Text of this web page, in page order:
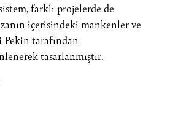
farklı projelerde de
içerisindeki mankenler ve
Pekin tarafından
tasarlanmıştır.